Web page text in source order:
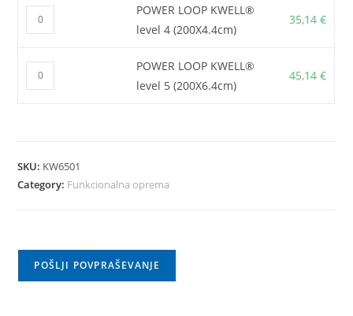
quantity
level
3
quantity
POWER
LOOP
level
4
POWER LOOP KWELL®
level 4 (200X4.4cm)
35,14€
POWER
LOOP
(200X6.4cm)
quantity
POWER LOOP KWELL®
level 5 (200X6.4cm)
45,14€
SKU: KW6501
Category: Funkcionalna oprema
POŠLJI POVPRAŠEVANJE